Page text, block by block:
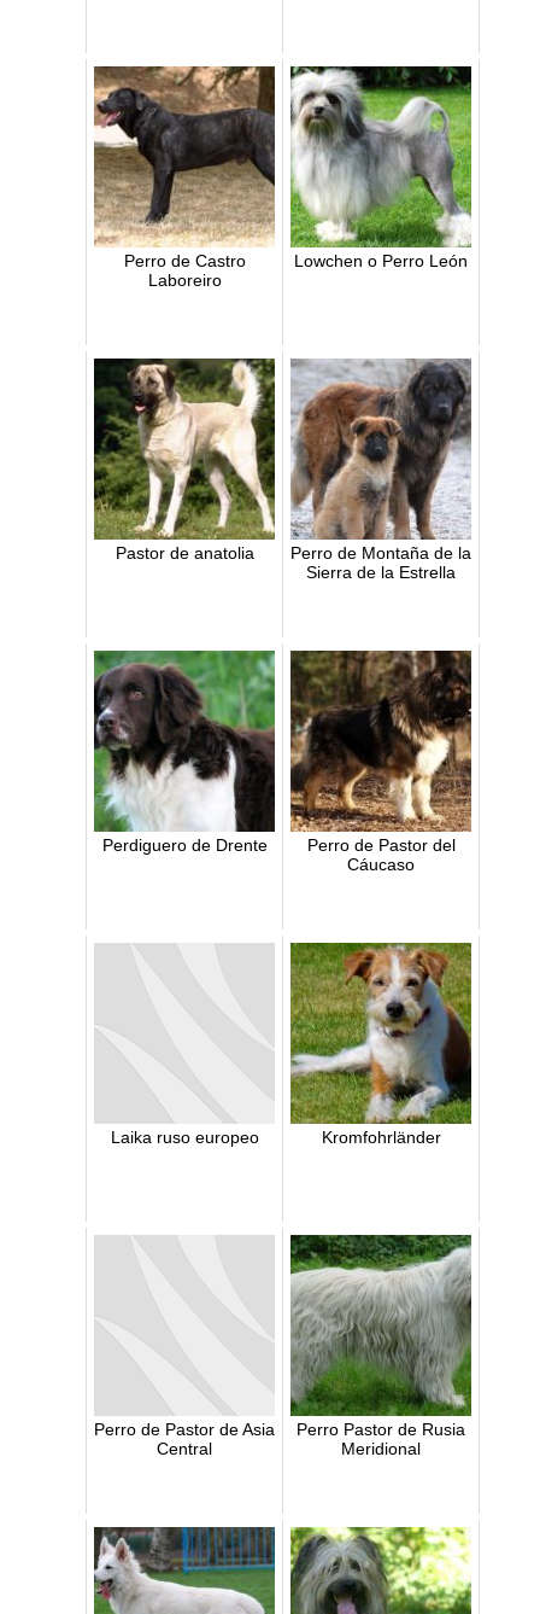
Perro de Castro
Laboreiro
Lowchen o Perro León
Pastor de anatolia
Perro de Montaña de la
Sierra de la Estrella
Perdiguero de Drente
Perro de Pastor del
Cáucaso
Laika ruso europeo Kromfohrländer
Perro de Pastor de Asia
Central
Perro Pastor de Rusia
Meridional